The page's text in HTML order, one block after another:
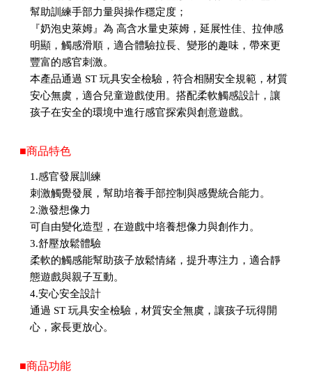
幫助訓練手部力量與操作穩定度；
『奶泡史萊姆』為 高含水量史萊姆，延展性佳、拉伸感
明顯，觸感滑順，適合體驗拉長、變形的趣味，帶來更
豐富的感官刺激。
本產品通過 ST 玩具安全檢驗，符合相關安全規範，材質
安心無虞，適合兒童遊戲使用。搭配柔軟觸感設計，讓
孩子在安全的環境中進行感官探索與創意遊戲。
■商品特色
1.感官發展訓練
刺激觸覺發展，幫助培養手部控制與感覺統合能力。
2.激發想像力
可自由變化造型，在遊戲中培養想像力與創作力。
3.舒壓放鬆體驗
柔軟的觸感能幫助孩子放鬆情緒，提升專注力，適合靜
態遊戲與親子互動。
4.安心安全設計
通過 ST 玩具安全檢驗，材質安全無虞，讓孩子玩得開
心，家長更放心。
■商品功能